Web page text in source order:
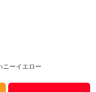
ニーイエロー